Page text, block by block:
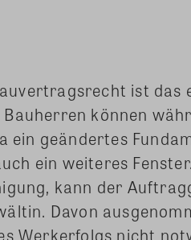
ist das
können
ein geändertes
ein weiteres
kann der
Davon
Werkerfolgs nicht